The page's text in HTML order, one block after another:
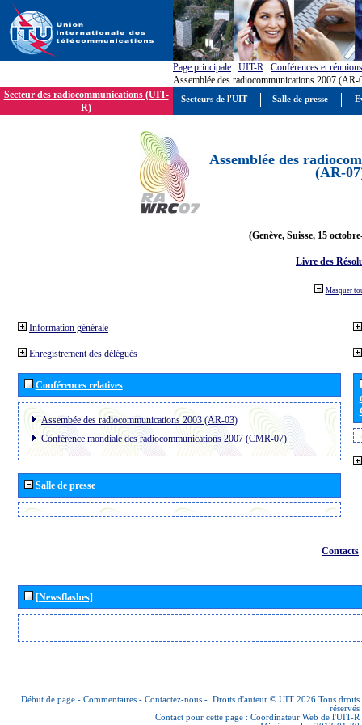
Page principale : UIT-R : Conférences et réunions
Assemblée des radiocommunications 2007 (AR-
Secteur des radiocommunications (UIT-
R)
Assemblée des
(AR-
(Genève, Suisse, 15
Livre des
Masquer
Information générale
Enregistrement des délégués
Conférences relatives
Assembée des radiocommunications 2003 (AR-03)
Conférence mondiale des radiocommunications 2007 (CMR-07)
Salle de presse
Contacts
[Newsflashes]
Début de page - Commentaires - Contactez-nous - Droits d'auteur © UIT 2026 Tous droits
réservés
Contact pour cette page : Coordinateur Web de l'UIT-R
Secteurs de l'UIT Salle de presse